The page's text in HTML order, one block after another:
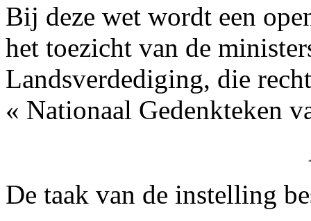
Bij deze wet wordt een
het toezicht van de
Landsverdediging, die
« Nationaal Gedenkteken
De taak van de instelling